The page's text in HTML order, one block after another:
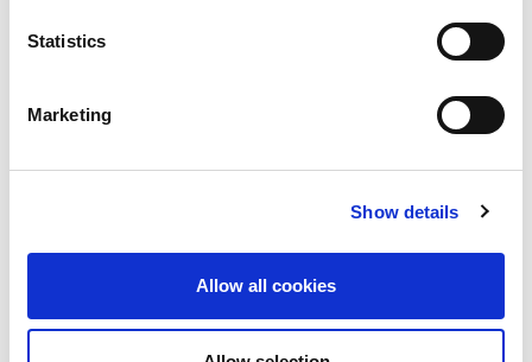
Statistics
Marketing
Show details
Allow all cookies
Med hjälp av mångfaldiga modelldeltagare har
mångfaldiga deltagare har alla grupper det
lättare att fundera på vilka olika behov Kajos
Uppdragen för internationella deltagare har
har hållits för kommande grupper.
Tillsammans med Service har vi planerat